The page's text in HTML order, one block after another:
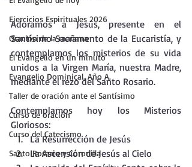
Ejercicios Espirituales 2026
Oración de la mañana
El Evangelio en un minuto
Evangelio Dominical. Año A.
Taller de oración ante el Santísimo
Curso de oración
Curso del Catecismo
Santo Rosario y Coronilla
Adoramos a Jesús, presente en el
Santísimo Sacramento de la Eucaristía, y
contemplamos los misterios de su vida
unidos a la Virgen María, nuestra Madre,
mediante el rezo del Santo Rosario.
Contemplamos hoy los Misterios
Gloriosos:
La Resurrección de Jesús
La Ascensión de Jesús al Cielo